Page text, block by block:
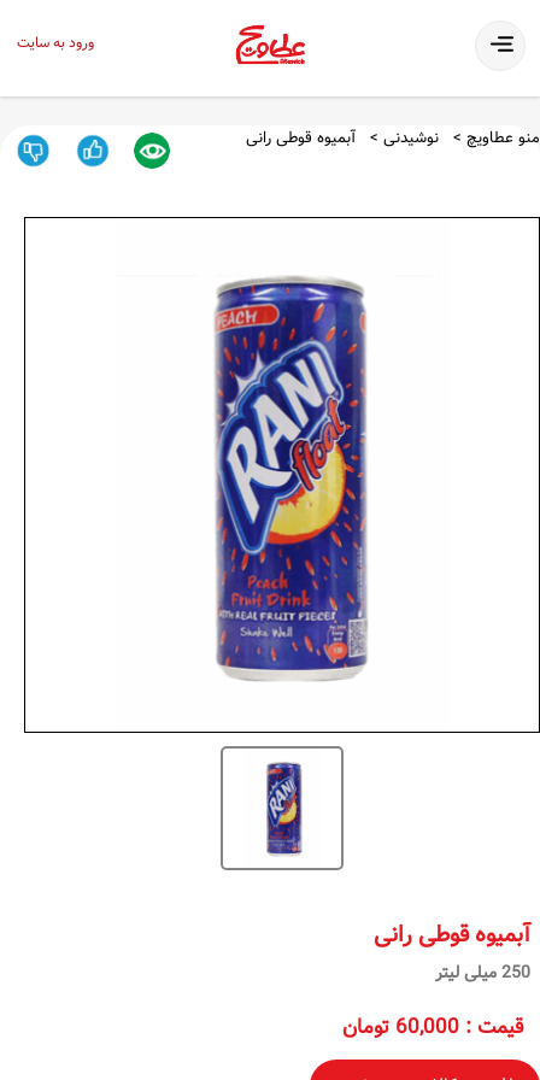
ورود به سایت
منو عطاویچ نوشیدنی آبمیوه قوطی رانی
آبمیوه قوطی رانی
250 میلی لیتر
قیمت: 60,000 تومان